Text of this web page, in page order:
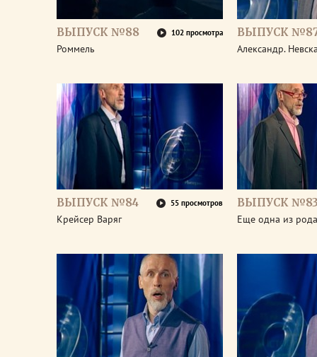
ВЫПУСК №88 102 просмотра
Роммель
ВЫПУСК
Александр.
ВЫПУСК №84 55 просмотров
Крейсер Варяг
ВЫПУСК
Еще одна из